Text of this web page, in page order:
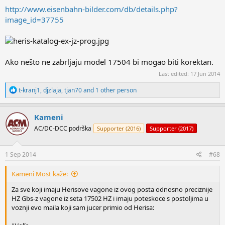
http://www.eisenbahn-bilder.com/db/details.php?
image_id=37755
Ako nešto ne zabrljaju model 17504 bi mogao biti korektan.
Last edited: 17 Jun 2014
R
e
a
c
t
i
o
n
s
t-kranj1,djzlaja,tjan70and 1 other person
Kameni
AC/DC-DCC podrška Supporter (2016) Supporter (2017)
1 Sep 2014 #68
Kameni Most kaže:
Za sve koji imaju Herisove vagone iz ovog posta odnosno preciznije
HZ Gbs-z vagone iz seta 17502 HZ i imaju poteskoce s postoljima u
voznji evo maila koji sam jucer primio od Herisa: